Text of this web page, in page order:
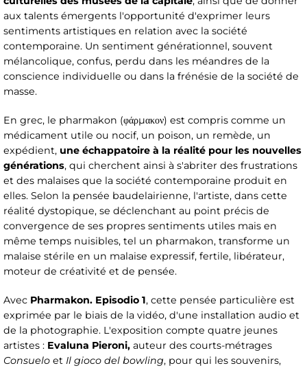
aux talents émergents l'opportunité d'exprimer leurs
sentiments artistiques en relation avec la société
contemporaine. Un sentiment générationnel, souvent
mélancolique, confus, perdu dans les méandres de la
conscience individuelle ou dans la frénésie de la société de
masse.
En grec, le pharmakon (φάρμακον) est compris comme un
médicament utile ou nocif, un poison, un remède, un
expédient, une échappatoire à la réalité pour les nouvelles
générations, qui cherchent ainsi à s'abriter des frustrations
et des malaises que la société contemporaine produit en
elles. Selon la pensée baudelairienne, l'artiste, dans cette
réalité dystopique, se déclenchant au point précis de
convergence de ses propres sentiments utiles mais en
même temps nuisibles, tel un pharmakon, transforme un
malaise stérile en un malaise expressif, fertile, libérateur,
moteur de créativité et de pensée.
Avec Pharmakon. Episodio 1, cette pensée particulière est
exprimée par le biais de la vidéo, d'une installation audio et
de la photographie. L'exposition compte quatre jeunes
artistes : Evaluna Pieroni, auteur des courts-métrages
Consuelo et Il gioco del bowling, pour qui les souvenirs,